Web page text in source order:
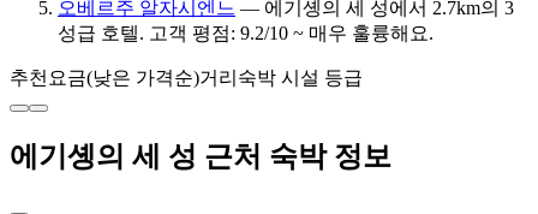
오베르주 알자시엔느 — 에기솅의 세 성에서 2.7km의 3
성급 호텔. 고객 평점: 9.2/10 ~ 매우 훌륭해요.
추천 요금(낮은 가격순)거리 숙박 시설 등급
에기솅의 세 성 근처 숙박 정보